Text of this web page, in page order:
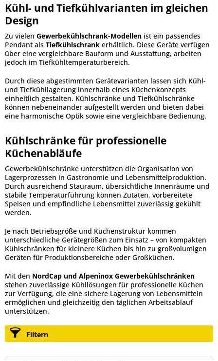
Kühl- und Tiefkühlvarianten im gleichen
Design
Zu vielen Gewerbekühlschrank-Modellen ist ein passendes
Pendant als Tiefkühlschrank erhältlich. Diese Geräte verfügen
über eine vergleichbare Bauform und Ausstattung, arbeiten
jedoch im Tiefkühltemperaturbereich.
Durch diese abgestimmten Gerätevarianten lassen sich Kühl-
und Tiefkühllagerung innerhalb eines Küchenkonzepts
einheitlich gestalten. Kühlschränke und Tiefkühlschränke
können nebeneinander aufgestellt werden und bieten dabei
eine harmonische Optik sowie eine vergleichbare Bedienung.
Kühlschränke für professionelle
Küchenabläufe
Gewerbekühlschränke unterstützen die Organisation von
Lagerprozessen in Gastronomie und Lebensmittelproduktion.
Durch ausreichend Stauraum, übersichtliche Innenräume und
stabile Temperaturführung können Zutaten, vorbereitete
Speisen und empfindliche Lebensmittel zuverlässig gekühlt
werden.
Je nach Betriebsgröße und Küchenstruktur kommen
unterschiedliche Gerätegrößen zum Einsatz – von kompakten
Kühlschränken für kleinere Küchen bis hin zu großvolumigen
Geräten für Produktionsbereiche oder Großküchen.
Mit den NordCap und Alpeninox Gewerbekühlschränken
stehen zuverlässige Kühllösungen für professionelle Küchen
zur Verfügung, die eine sichere Lagerung von Lebensmitteln
ermöglichen und gleichzeitig den täglichen Arbeitsablauf
unterstützen.
Filtern